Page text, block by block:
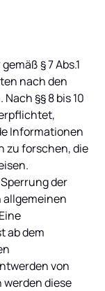
§ 7 Abs.1
nach den
§§ 8 bis 10
Informationen
zu forschen, die
der
ab dem
von
diese